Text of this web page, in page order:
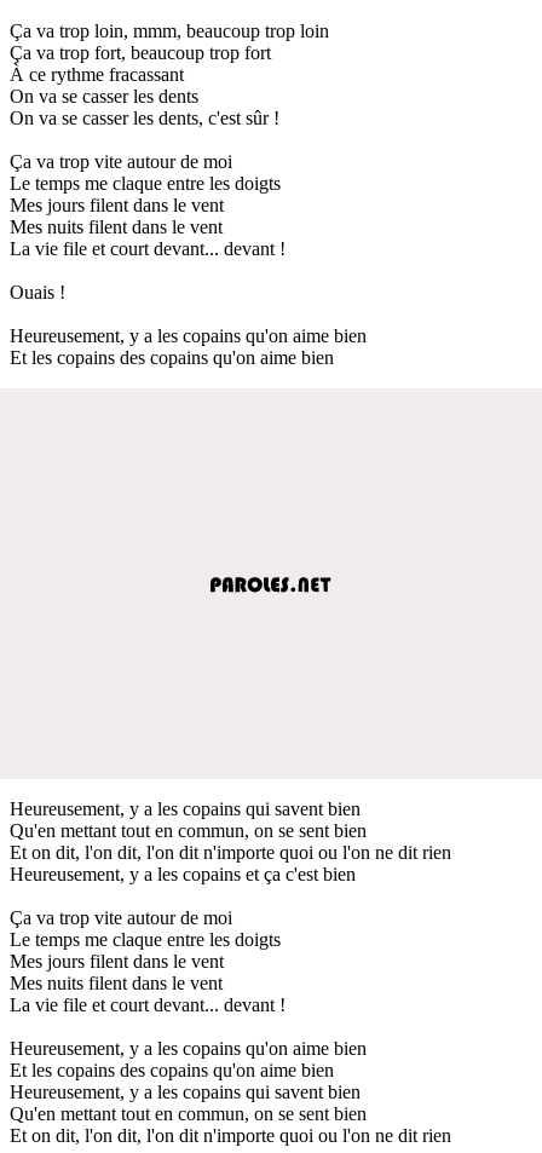
Ça va trop loin, mmm, beaucoup trop loin
Ça va trop fort, beaucoup trop fort
À ce rythme fracassant
On va se casser les dents
On va se casser les dents, c'est sûr !
Ça va trop vite autour de moi
Le temps me claque entre les doigts
Mes jours filent dans le vent
Mes nuits filent dans le vent
La vie file et court devant... devant !
Ouais !
Heureusement, y a les copains qu'on aime bien
Et les copains des copains qu'on aime bien
Heureusement, y a les copains qui savent bien
Qu'en mettant tout en commun, on se sent bien
Et on dit, l'on dit, l'on dit n'importe quoi ou l'on ne dit rien
Heureusement, y a les copains et ça c'est bien
Ça va trop vite autour de moi
Le temps me claque entre les doigts
Mes jours filent dans le vent
Mes nuits filent dans le vent
La vie file et court devant... devant !
Heureusement, y a les copains qu'on aime bien
Et les copains des copains qu'on aime bien
Heureusement, y a les copains qui savent bien
Qu'en mettant tout en commun, on se sent bien
Et on dit, l'on dit, l'on dit n'importe quoi ou l'on ne dit rien